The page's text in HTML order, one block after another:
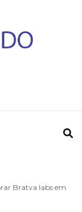
Bratva labs em